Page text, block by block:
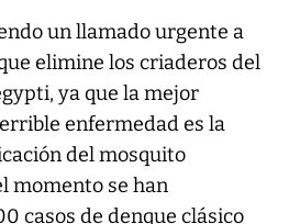
un llamado urgente a
elimine los criaderos del
ya que la mejor
enfermedad es la
del mosquito
momento se han
casos de denque clásico